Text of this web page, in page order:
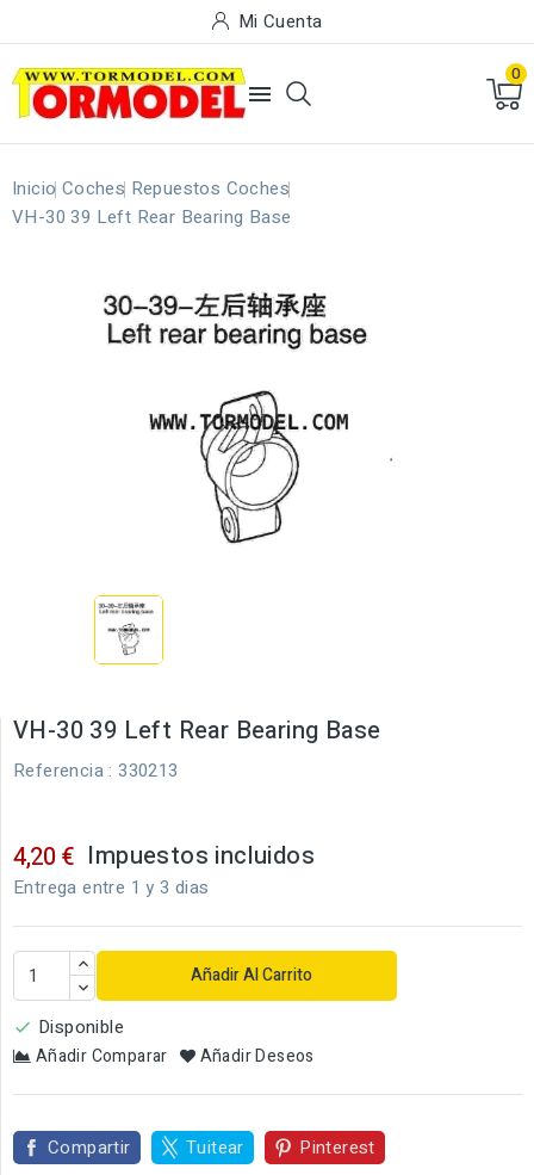
Mi Cuenta

0
Inicio Coches Repuestos Coches
VH-30 39 Left Rear Bearing Base
VH-30 39 Left Rear Bearing Base
Referencia : 330213
4,20 € Impuestos incluidos
Entrega entre 1 y 3 dias
Añadir Al Carrito
 Disponible
Añadir Comparar Añadir Deseos
Compartir Tuitear Pinterest